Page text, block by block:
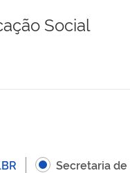
Social
Secretaria